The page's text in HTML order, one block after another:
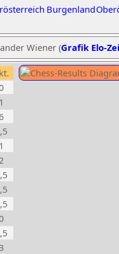
Burgenland
Wiener (Grafik Elo-
1
1